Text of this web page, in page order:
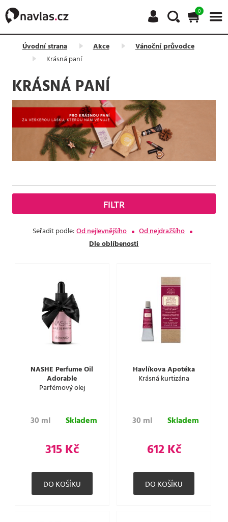
0
Úvodní strana Akce
Vánoční průvodce
Krásná paní
KRÁSNÁ PANÍ
FILTR
Seřadit podle:Od nejlevnějšího
Od nejdražšího
Dle oblíbenosti
NASHE Perfume Oil
Adorable
Parfémový olej
30 ml Skladem
315 Kč
Havlíkova Apotéka
Krásná kurtizána
30 ml Skladem
612 Kč